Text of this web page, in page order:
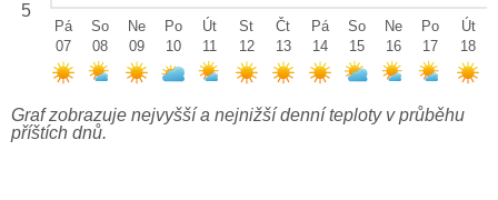
5
Pá
07
So
08
Ne
09
Po
10
Út
11
St
12
Čt
13
Pá
14
So
15
Ne
16
Po
17
Út
18
Graf zobrazuje nejvyšší a nejnižší denní teploty v průběhu
příštích dnů.